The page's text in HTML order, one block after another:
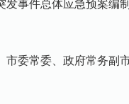
发事件总体应急预案编
委常委、政府常务副